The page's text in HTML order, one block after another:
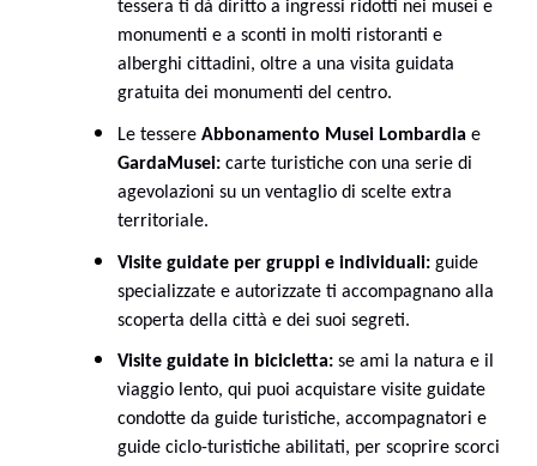
tessera ti dà diritto a ingressi ridotti nei musei e
monumenti e a sconti in molti ristoranti e
alberghi cittadini, oltre a una visita guidata
gratuita dei monumenti del centro.
Le tessere Abbonamento Musei Lombardia e
GardaMusei: carte turistiche con una serie di
agevolazioni su un ventaglio di scelte extra
territoriale.
Visite guidate per gruppi e individuali: guide
specializzate e autorizzate ti accompagnano alla
scoperta della città e dei suoi segreti.
Visite guidate in bicicletta: se ami la natura e il
viaggio lento, qui puoi acquistare visite guidate
condotte da guide turistiche, accompagnatori e
guide ciclo-turistiche abilitati, per scoprire scorci